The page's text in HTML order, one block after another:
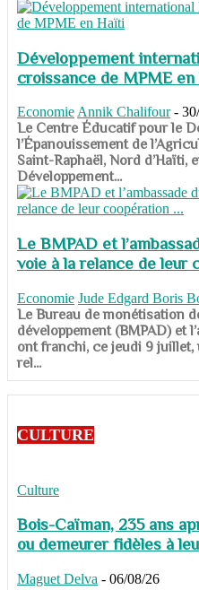
Développement
croissance de MPME
Economie Annik Chalifour -
​​​​​​​Le Centre Éducatif pour le
l’Épanouissement de
Saint-Raphaël, Nord d’Haïti,
Développement...
Le BMPAD et
voie à la relance de leur
Economie Jude Edgard Boris
​​​​​​​Le Bureau de monétisation
développement (BMPAD) et
ont franchi, ce jeudi 9 juillet,
rel...
CULTURE
Culture
Bois-Caïman, 235 ans
ou demeurer fidèles à
Maguet Delva - 06/08/26